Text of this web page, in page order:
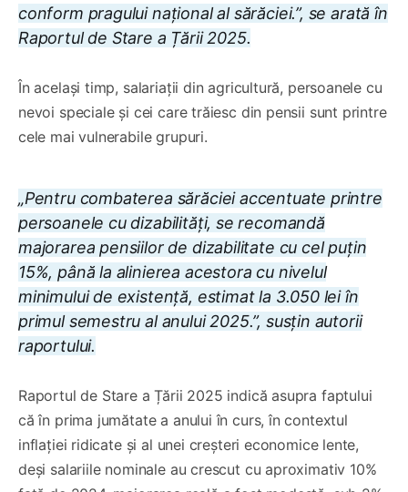
conform pragului național al sărăciei.”, se arată în
Raportul de Stare a Țării 2025.
În același timp, salariații din agricultură, persoanele cu
nevoi speciale și cei care trăiesc din pensii sunt printre
cele mai vulnerabile grupuri.
„Pentru combaterea sărăciei accentuate printre
persoanele cu dizabilități, se recomandă
majorarea pensiilor de dizabilitate cu cel puțin
15%, până la alinierea acestora cu nivelul
minimului de existență, estimat la 3.050 lei în
primul semestru al anului 2025.”, susțin autorii
raportului.
Raportul de Stare a Țării 2025 indică asupra faptului
că în prima jumătate a anului în curs, în contextul
inflației ridicate și al unei creșteri economice lente,
deși salariile nominale au crescut cu aproximativ 10%